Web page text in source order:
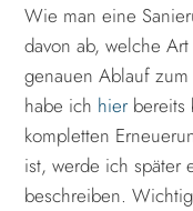
Wie man eine
davon ab, welche
genauen Ablauf
habe ich hierbereits
kompletten
ist, werde ich später
beschreiben.